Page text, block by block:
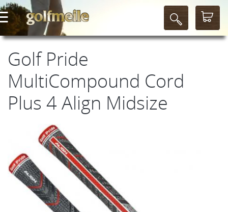
Golf Pride
MultiCompound Cord
Plus 4 Align Midsize